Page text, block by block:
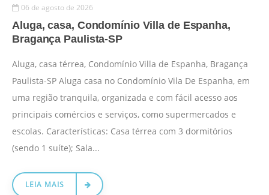
06 de agosto de 2026
Aluga, casa, Condomínio Villa de Espanha,
Bragança Paulista-SP
Aluga, casa térrea, Condomínio Villa de Espanha, Bragança
Paulista-SP Aluga casa no Condomínio Vila De Espanha, em
uma região tranquila, organizada e com fácil acesso aos
principais comércios e serviços, como supermercados e
escolas. Características: Casa térrea com 3 dormitórios
(sendo 1 suíte); Sala...
LEIA MAIS